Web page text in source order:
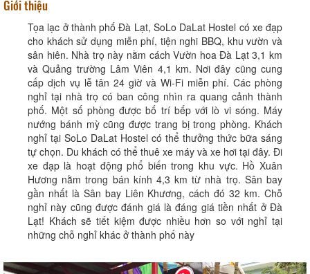
Giới thiệu
Tọa lạc ở thành phố Đà Lạt, SoLo DaLat Hostel có xe đạp
cho khách sử dụng miễn phí, tiện nghi BBQ, khu vườn và
sân hiên. Nhà trọ này nằm cách Vườn hoa Đà Lạt 3,1 km
và Quảng trường Lâm Viên 4,1 km. Nơi đây cũng cung
cấp dịch vụ lễ tân 24 giờ và Wi-Fi miễn phí. Các phòng
nghỉ tại nhà trọ có ban công nhìn ra quang cảnh thành
phố. Một số phòng được bố trí bếp với lò vi sóng. Máy
nướng bánh mỳ cũng được trang bị trong phòng. Khách
nghỉ tại SoLo DaLat Hostel có thể thưởng thức bữa sáng
tự chọn. Du khách có thể thuê xe máy và xe hơi tại đây. Đi
xe đạp là hoạt động phổ biến trong khu vực. Hồ Xuân
Hương nằm trong bán kính 4,3 km từ nhà trọ. Sân bay
gần nhất là Sân bay Liên Khương, cách đó 32 km. Chỗ
nghỉ này cũng được đánh giá là đáng giá tiền nhất ở Đà
Lạt! Khách sẽ tiết kiệm được nhiều hơn so với nghỉ tại
những chỗ nghỉ khác ở thành phố này